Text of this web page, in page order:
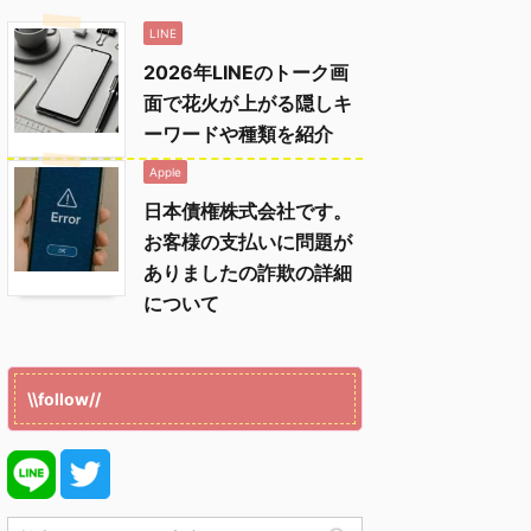
LINE
2026年LINEのトーク画
面で花火が上がる隠しキ
ーワードや種類を紹介
Apple
日本債権株式会社です。
お客様の支払いに問題が
ありましたの詐欺の詳細
について
\\follow//